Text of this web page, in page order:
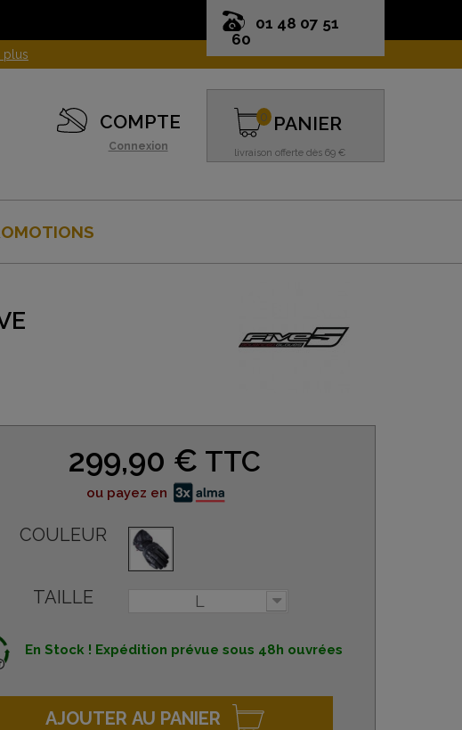
01 48 07 51
60
plus
COMPTE
Connexion
PANIER
livraison offerte dès 69 €
0
299,90 € TTC
ou payez en
COULEUR
TAILLE L
En Stock ! Expédition prévue sous 48h ouvrées
AJOUTER AU PANIER